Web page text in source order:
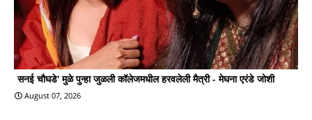
सनई चौघडे' मुळे पुन्हा जुळली कॉलेजमधील हरवलेली मैत्री - मेघना एरंडे जोशी
August 07, 2026